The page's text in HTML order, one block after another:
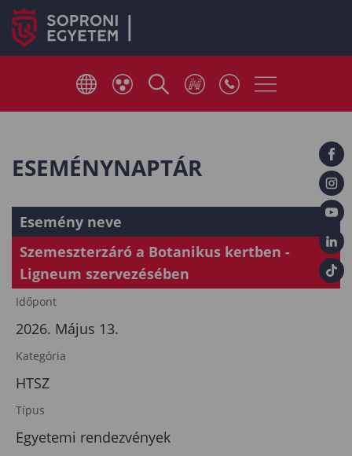
ESEMÉNYNAPTÁR
Esemény neve
Szemeszterzáró a Botanikus kertben -
Ligneum szervezésében
Időpont
2026. Május 13.
Kategória
HTSZ
Típus
Egyetemi rendezvények